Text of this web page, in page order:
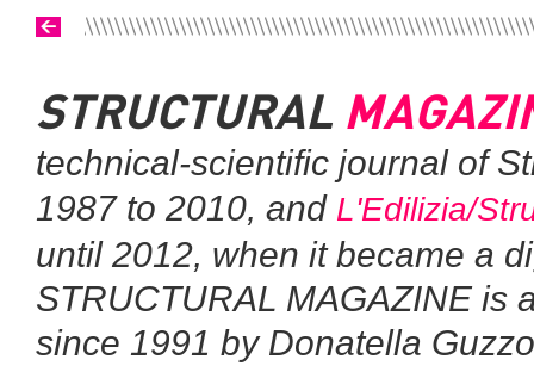
STRUCTURAL
technical-scientific journal of
1987 to 2010, and L'Edilizia/
until 2012, when it became a
STRUCTURAL MAGAZINE is
since 1991 by Donatella